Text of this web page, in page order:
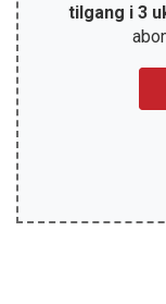
tilgang i 3